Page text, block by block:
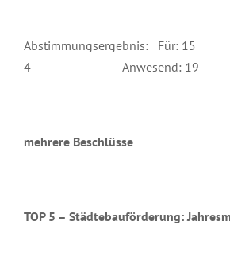
Abstimmungsergebnis: Für:
4 Anwesend: 19
mehrere Beschlüsse
TOP 5 – Städtebauförderung: